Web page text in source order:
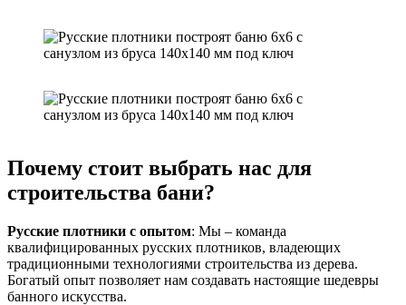
Почему стоит выбрать нас для
строительства бани?
Русские плотники с опытом: Мы – команда
квалифицированных русских плотников, владеющих
традиционными технологиями строительства из дерева.
Богатый опыт позволяет нам создавать настоящие шедевры
банного искусства.